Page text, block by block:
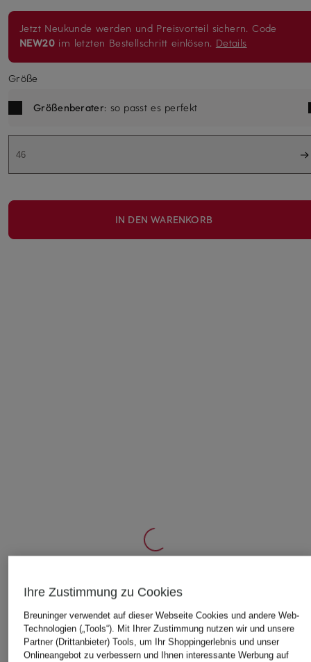
Jetzt Neukunde werden und Preisvorteil sichern. Code
NEW20 im letzten Bestellschritt einlösen. Details
Größe
Größenberater: so passt es perfekt
46
IN DEN WARENKORB
ÄHNLICHE ARTIKEL ENTDECKEN
Ihre Zustimmung zu Cookies
Breuninger verwendet auf dieser Webseite Cookies und andere Web-
Technologien („Tools“). Mit Ihrer Zustimmung nutzen wir und unsere
Partner (Drittanbieter) Tools, um Ihr Shoppingerlebnis und unser
Onlineangebot zu verbessern und Ihnen interessante Werbung auf